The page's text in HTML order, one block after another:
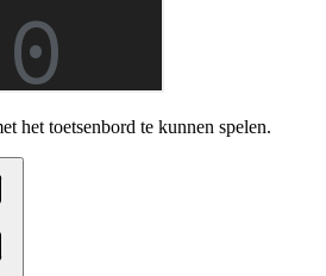
het toetsenbord te kunnen spelen.